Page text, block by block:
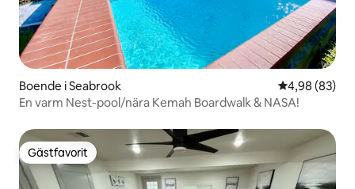
Boende i Seabrook 4,98 av 5 i
4,98 (83)
En varm Nest-pool/nära Kemah Boardwalk & NASA!
Gästfavorit
Gästfavorit